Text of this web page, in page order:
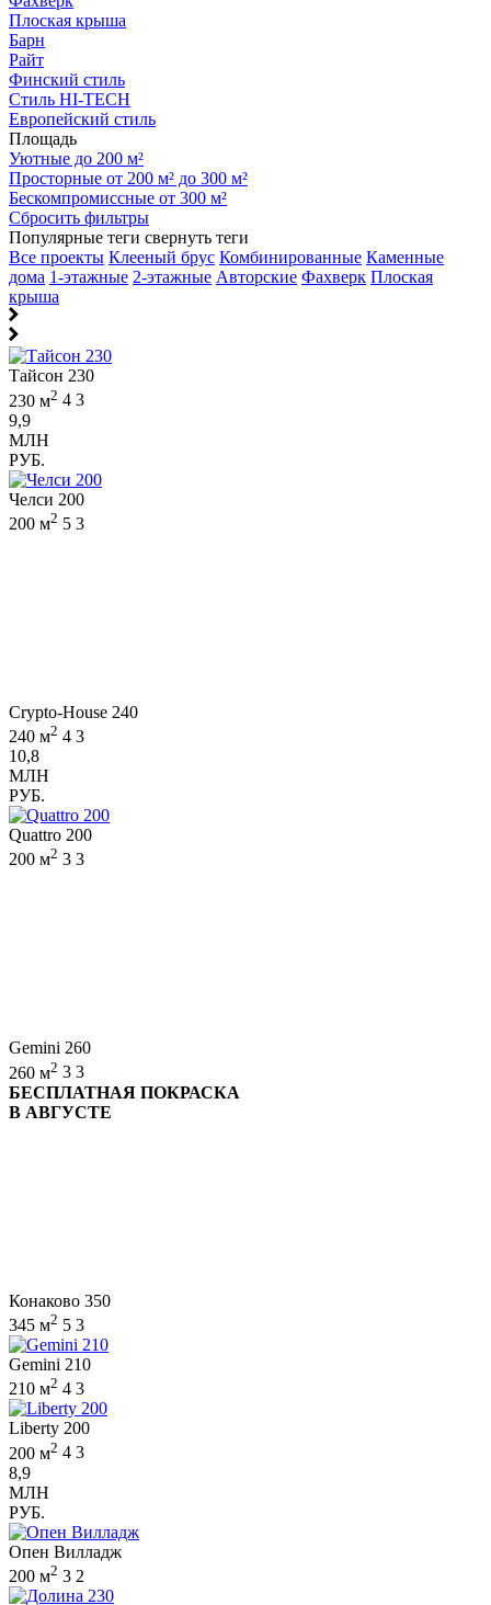
Плоская крыша
Барн
Райт
Финский стиль
Стиль HI-TECH
Европейский стиль
Площадь
Уютные до 200 м²
Просторные от 200 м² до 300 м²
Бескомпромиссные от 300 м²
Сбросить фильтры
Популярные теги свернуть теги
Все проекты Клееный брус Комбинированные Каменные
дома 1-этажные 2-этажные Авторские Фахверк Плоская
крыша
Тайсон 230
230 м2 4 3
9,9
МЛН
РУБ.
Челси 200
200 м2 5 3
Crypto-House 240
240 м2 4 3
10,8
МЛН
РУБ.
Quattro 200
200 м2 3 3
Gemini 260
260 м2 3 3
БЕСПЛАТНАЯ ПОКРАСКА
В АВГУСТЕ
Конаково 350
345 м2 5 3
Gemini 210
210 м2 4 3
Liberty 200
200 м2 4 3
8,9
МЛН
РУБ.
Опен Вилладж
200 м2 3 2